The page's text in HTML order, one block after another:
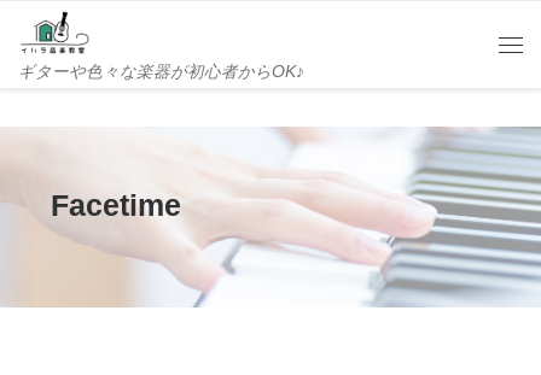
Skip to content
ギターや色々な楽器が初心者からOK♪
Facetime